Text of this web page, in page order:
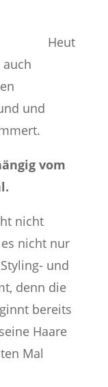
Heut
und
vom
nicht
nicht nur
und
denn die
bereits
Haare
Mal